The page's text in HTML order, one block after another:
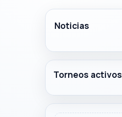
Noticias
Torneos activos